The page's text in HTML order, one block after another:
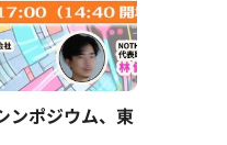
ンポジウム、東